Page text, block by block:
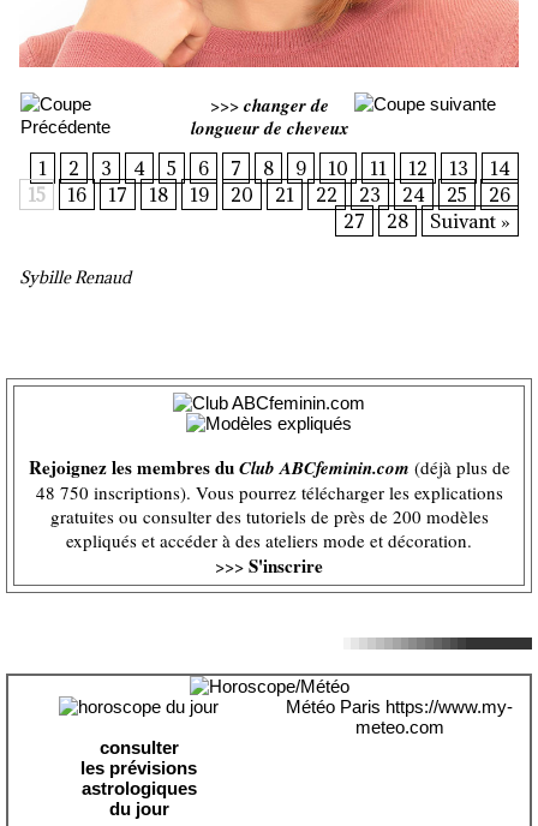
>>> changer de
longueur de cheveux
1 2 3 4 5 6 7 8 9 10 11 12 13
14
15
16 17 18 19 20 21 22 23 24 25
26
27
28 Suivant »
Sybille Renaud
Rejoignez les membres duClub ABCfeminin.com (déjà plus de
48 750 inscriptions). Vous pourrez télécharger les explications
gratuites ou consulter des tutoriels de près de 200 modèles
expliqués et accéder à des ateliers mode et décoration.
>>> S'inscrire
consulter
les prévisions
astrologiques
du jour
Météo Paris https://www.my-
meteo.com